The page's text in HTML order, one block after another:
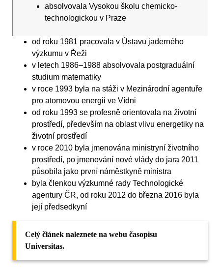
absolvovala Vysokou školu chemicko-
technologickou v Praze
od roku 1981 pracovala v Ústavu jaderného
výzkumu v Řeži
v letech 1986–1988 absolvovala postgraduální
studium matematiky
v roce 1993 byla na stáži v Mezinárodní agentuře
pro atomovou energii ve Vídni
od roku 1993 se profesně orientovala na životní
prostředí, především na oblast vlivu energetiky na
životní prostředí
v roce 2010 byla jmenována ministryní životního
prostředí, po jmenování nové vlády do jara 2011
působila jako první náměstkyně ministra
byla členkou výzkumné rady Technologické
agentury ČR, od roku 2012 do března 2016 byla
její předsedkyní
Celý článek naleznete na webu časopisu
Universitas.